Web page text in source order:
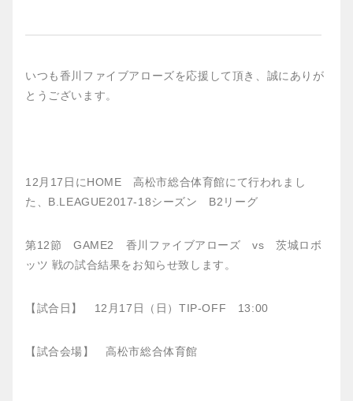
いつも香川ファイブアローズを応援して頂き、誠にありが
とうございます。
12月17日にHOME 高松市総合体育館にて行われまし
た、B.LEAGUE2017-18シーズン B2リーグ
第12節 GAME2 香川ファイブアローズ vs 茨城ロボ
ッツ 戦の試合結果をお知らせ致します。
【試合日】 12月17日（日）TIP-OFF 13:00
【試合会場】 高松市総合体育館